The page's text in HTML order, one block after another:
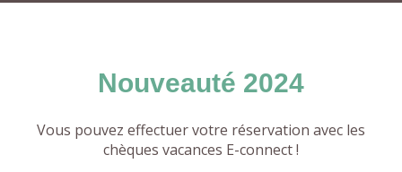
Nouveauté 2024
Vous pouvez effectuer votre réservation avec les
chèques vacances E-connect !